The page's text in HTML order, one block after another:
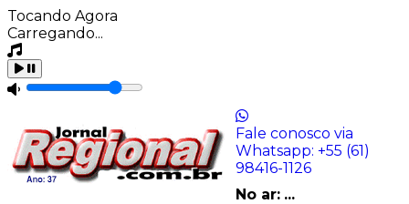
Tocando Agora
Carregando...
Fale conosco via
Whatsapp: +55 (61)
98416-1126
No ar: ...